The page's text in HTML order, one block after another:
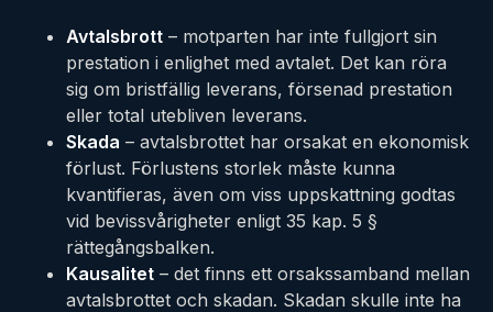
Avtalsbrott – motparten har inte fullgjort sin
prestation i enlighet med avtalet. Det kan röra
sig om bristfällig leverans, försenad prestation
eller total utebliven leverans.
Skada – avtalsbrottet har orsakat en ekonomisk
förlust. Förlustens storlek måste kunna
kvantifieras, även om viss uppskattning godtas
vid bevissvårigheter enligt 35 kap. 5 §
rättegångsbalken.
Kausalitet – det finns ett orsakssamband mellan
avtalsbrottet och skadan. Skadan skulle inte ha